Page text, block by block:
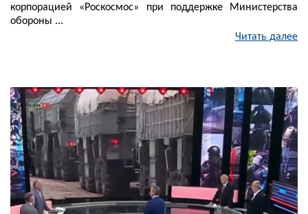
корпорацией «Роскосмос» при поддержке Министерства
обороны ...
Читать далее